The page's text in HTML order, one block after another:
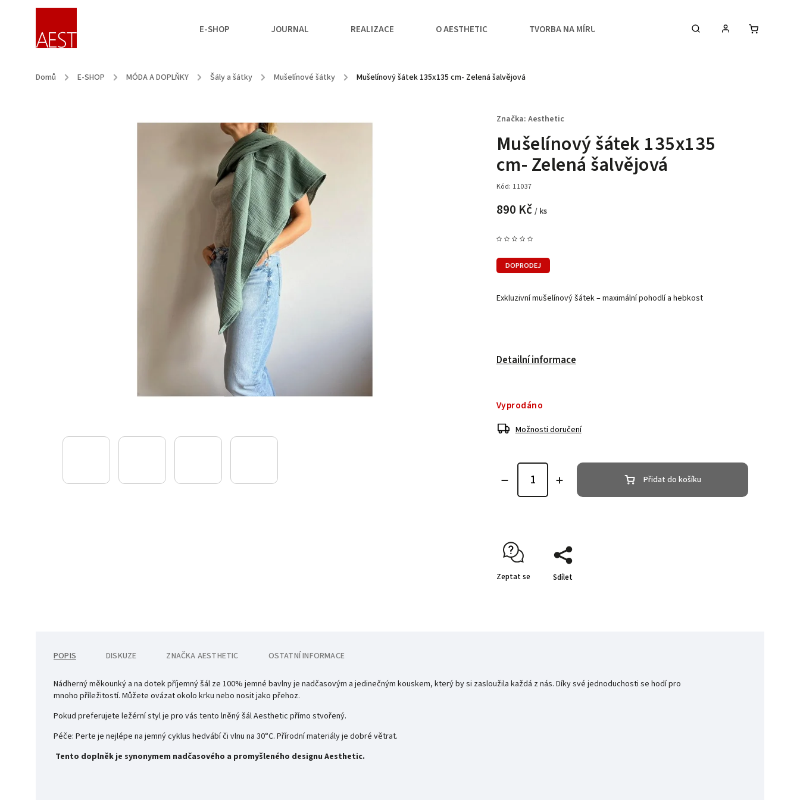
E-SHOP JOURNAL REALIZACE O AESTHETIC TVORBA NA MÍRU KONTAKTY & STUDIO
Domů / E-SHOP / MÓDA A DOPLŇKY / Šály a šátky / Mušelínové šátky / Mušelínový šátek 135x135 cm- Zelená šalvějová
Mušelínový šátek 135x135
cm- Zelená šalvějová
Kód: 11037
890 Kč / ks
DOPRODEJ
Exkluzivní mušelínový šátek – maximální pohodlí a hebkost
Detailní informace
Značka: Aesthetic
Vyprodáno
Možnosti doručení
Přidat do košíku
Zeptat se Sdílet
POPIS DISKUZE ZNAČKA AESTHETIC OSTATNÍ INFORMACE
Nádherný měkounký a na dotek příjemný šál ze 100% jemné bavlny je nadčasovým a jedinečným kouskem, který by si zasloužila každá z nás. Díky své jednoduchosti se hodí pro
mnoho příležitostí. Můžete ovázat okolo krku nebo nosit jako přehoz.
Pokud preferujete ležérní styl je pro vás tento lněný šál Aesthetic přímo stvořený.
Péče: Perte je nejlépe na jemný cyklus hedvábí či vlnu na 30°C. Přírodní materiály je dobré větrat.
Tento doplněk je synonymem nadčasového a promyšleného designu Aesthetic.